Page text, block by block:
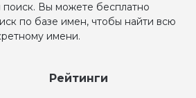
поиск. Вы можете бесплатно
по базе имен, чтобы найти всю
имени.
Рейтинги